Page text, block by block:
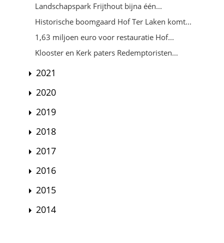
Landschapspark Frijthout bijna één...
Historische boomgaard Hof Ter Laken komt...
1,63 miljoen euro voor restauratie Hof...
Klooster en Kerk paters Redemptoristen...
2021
2020
2019
2018
2017
2016
2015
2014